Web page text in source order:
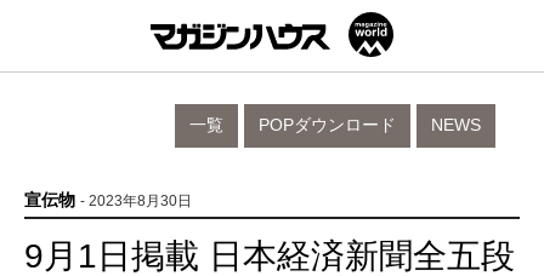
NEWS
POPダウンロード
一覧
宣伝物 - 2023年8月30日
9月1日掲載 日本経済新聞全五段